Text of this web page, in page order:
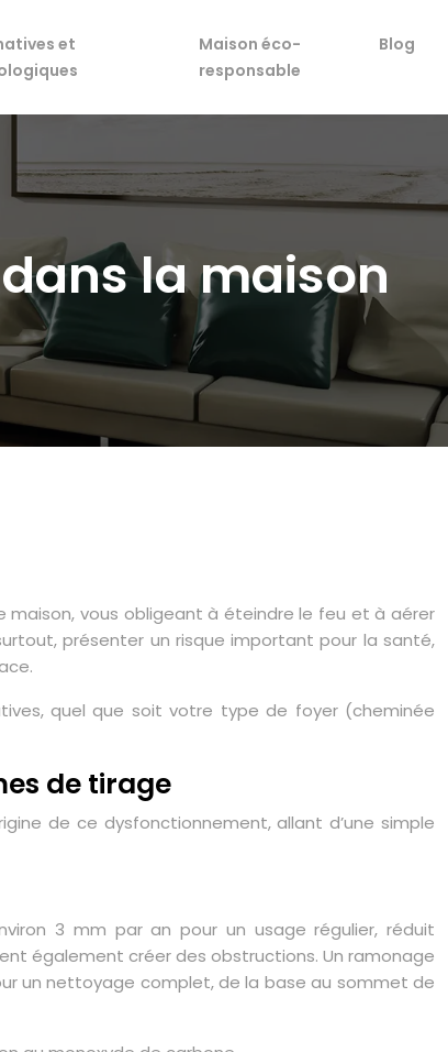
et
Maison éco-
responsable
Blog
la maison
maison, vous obligeant à éteindre le feu et à aérer
présenter un risque important pour la santé,
quel que soit votre type de foyer (cheminée
de tirage
de ce dysfonctionnement, allant d’une simple
3 mm par an pour un usage régulier, réduit
également créer des obstructions. Un ramonage
un nettoyage complet, de la base au sommet de